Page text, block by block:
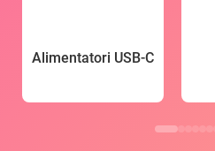
Alimentatori USB-C